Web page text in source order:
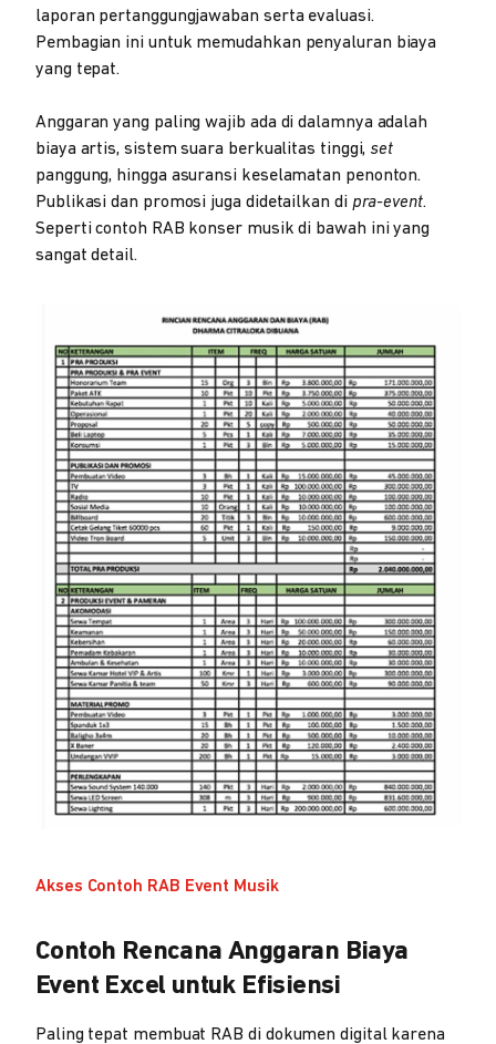
laporan pertanggungjawaban serta evaluasi.
Pembagian ini untuk memudahkan penyaluran biaya
yang tepat.
Anggaran yang paling wajib ada di dalamnya adalah
biaya artis, sistem suara berkualitas tinggi, set
panggung, hingga asuransi keselamatan penonton.
Publikasi dan promosi juga didetailkan di pra-event.
Seperti contoh RAB konser musik di bawah ini yang
sangat detail.
Akses Contoh RAB Event Musik
Contoh Rencana Anggaran Biaya
Event Excel untuk Efisiensi
Paling tepat membuat RAB di dokumen digital karena